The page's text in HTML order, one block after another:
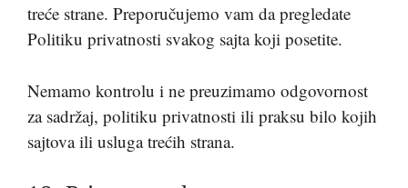
treće strane. Preporučujemo vam da pregledate
Politiku privatnosti svakog sajta koji posetite.
Nemamo kontrolu i ne preuzimamo odgovornost
za sadržaj, politiku privatnosti ili praksu bilo kojih
sajtova ili usluga trećih strana.